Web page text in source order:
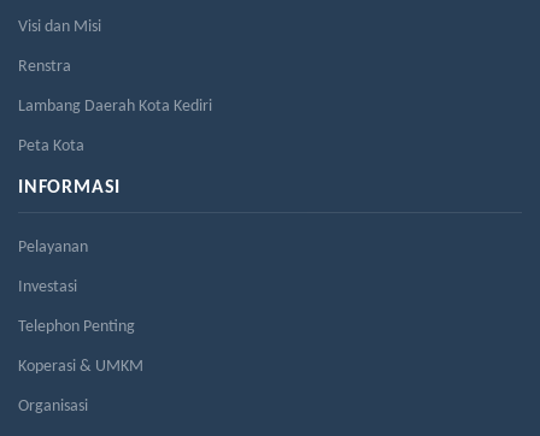
Visi dan Misi
Renstra
Lambang Daerah Kota Kediri
Peta Kota
INFORMASI
Pelayanan
Investasi
Telephon Penting
Koperasi & UMKM
Organisasi